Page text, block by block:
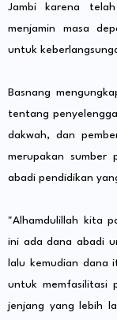
Jambi karena
menjamin masa
untuk
Basnang
tentang
dakwah, dan
merupakan sumber
abadi pendidikan
"Alhamdulillah kita
ini ada dana abadi
lalu kemudian dana
untuk memfasilitasi
jenjang yang lebih